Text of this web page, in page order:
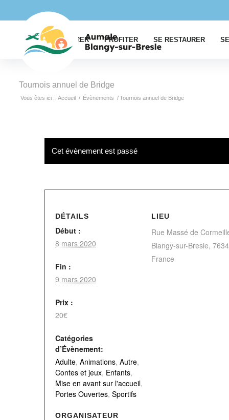
EXPLORER PROFITER SE RESTAURER
Tournois annuel de Bridge
Vous êtes ici : Accueil / Évènements /Tournois annuel de Bridge
Cet évènement est passé
DÉTAILS
Début :
8 mars 2020
Fin :
9 mars 2020
Prix :
20€
Catégories
d’Évènement:
Adulte, Animations, Autre,
Contes et jeux, Enfants,
Mise en avant sur l'accueil,
Portes Ouvertes, Sportifs
LIEU
Rue Massé de
Blangy-sur-Bresle,
France
ORGANISATEUR